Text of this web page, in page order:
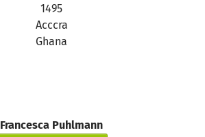
1495
Acccra
Ghana
Francesca Puhlmann